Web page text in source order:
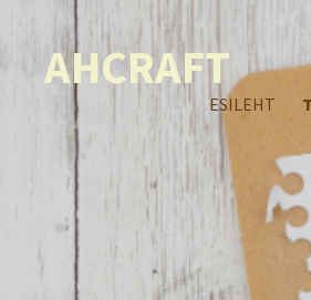
AHCRAFT
ESILEHT